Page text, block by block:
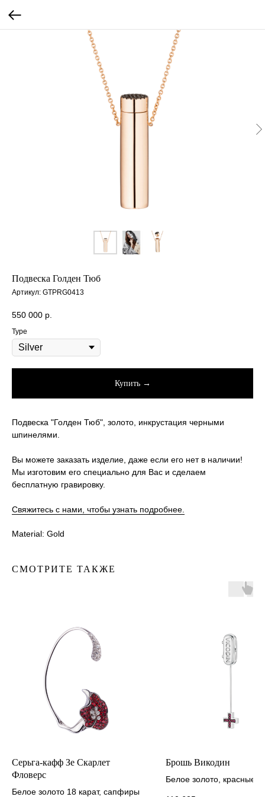
Подвеска Голден Тюб
Артикул: GTPRG0413
550 000 р.
Type
Купить →
Подвеска "Голден Тюб", золото, инкрустация черными
шпинелями.
Вы можете заказать изделие, даже если его нет в наличии!
Мы изготовим его специально для Вас и сделаем
бесплатную гравировку.
Свяжитесь с нами, чтобы узнать подробнее.
Material: Gold
СМОТРИТЕ ТАКЖЕ
Серьга-кафф Зе Скарлет
Фловерс
Белое золото 18 карат, сапфиры
Брошь Викодин
Белое золото, красные